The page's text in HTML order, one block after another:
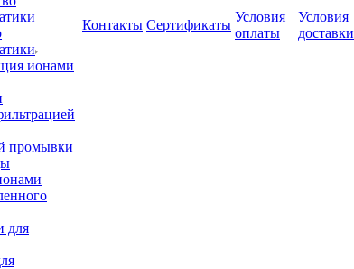
ионами
промывки
Контакты Сертификаты
Условия
оплаты
Условия
доставки